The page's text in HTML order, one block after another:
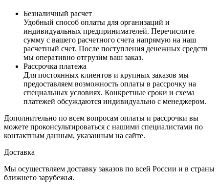
Безналичный расчет
Удобный способ оплаты для организаций и
индивидуальных предпринимателей. Перечислите
сумму с вашего расчетного счета напрямую на наш
расчетный счет. После поступления денежных средств
мы оперативно отгрузим ваш заказ.
Рассрочка платежа
Для постоянных клиентов и крупных заказов мы
предоставляем возможность оплаты в рассрочку на
специальных условиях. Конкретные сроки и схема
платежей обсуждаются индивидуально с менеджером.
Дополнительно по всем вопросам оплаты и рассрочки вы
можете проконсультироваться с нашими специалистами по
контактным данным, указанным на сайте.
Доставка
Мы осуществляем доставку заказов по всей России и в страны
ближнего зарубежья.